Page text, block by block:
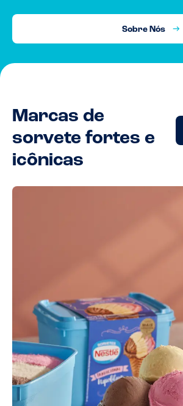
Sobre Nós
Marcas de
sorvete fortes e
icônicas